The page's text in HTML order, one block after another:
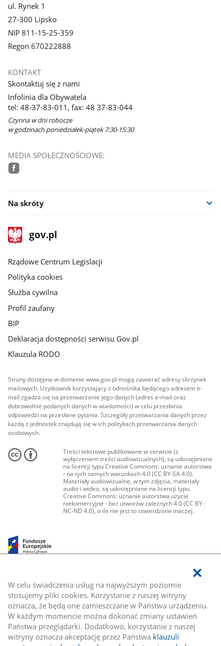
W celu świadczenia usług na najwyższym poziomie
stosujemy pliki cookies. Korzystanie z naszej witryny
oznacza, że będą one zamieszczane w Państwa urządzeniu.
W każdym momencie można dokonać zmiany ustawień
Państwa przeglądarki. Dodatkowo, korzystanie z naszej
witryny oznacza akceptację przez Państwa klauzuli
ul. Rynek 1
27-300 Lipsko
NIP 811-15-25-359
Regon 670222888
KONTAKT
Skontaktuj się z nami
Infolinia dla Obywatela
tel: 48-37-83-011, fax: 48 37-83-044
Czynna w dni robocze
w godzinach poniedziałek-piątek 7:30-15:30
MEDIA SPOŁECZNOŚCIOWE:
Na skróty
stopka
gov.plStrona
gov.pl
Rządowe Centrum Legislacji
Polityka cookies
Służba cywilna
Profil zaufany
BIP
Deklaracja dostępności serwisu Gov.pl
Klauzula RODO
Strony dostępne w domenie www.gov.pl mogą zawierać adresy skrzynek
mailowych. Użytkownik korzystający z odnośnika będącego adresem e-
mail zgadza się na przetwarzanie jego danych (adres e-mail oraz
dobrowolnie podanych danych w wiadomości) w celu przesłania
odpowiedzi na przesłane pytania. Szczegóły przetwarzania danych przez
każdą z jednostek znajdują się w ich politykach przetwarzania danych
osobowych.
Treści tekstowe publikowane w serwisie (z
wyłączeniem treści audiowizualnych), są udostępniane
na licencji typu Creative Commons: uznanie autorstwa
- na tych samych warunkach 4.0 (CC BY-SA 4.0).
Materiały audiowizualne, w tym zdjęcia, materiały
audio i wideo, są udostępniane na licencji typu
Creative Commons: uznanie autorstwa użycie
niekomercyjne - bez utworów zależnych 4.0 (CC BY-
NC-ND 4.0), o ile nie jest to stwierdzone inaczej.